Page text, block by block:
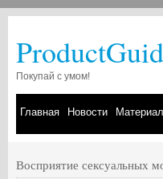
Покупай с умом!
Главная Новости
Восприятие сексуальных